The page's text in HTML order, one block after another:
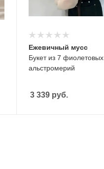
Букет из 7 фиолетовых
альстромерий
Ежевичный мусс
3 339руб.